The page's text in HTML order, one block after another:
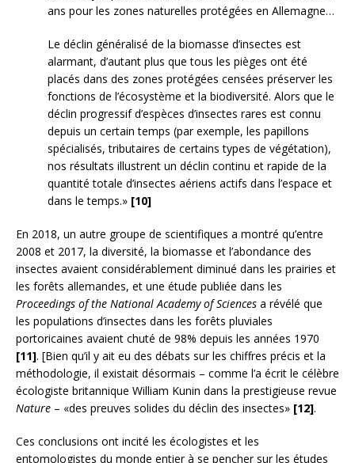
ans pour les zones naturelles protégées en Allemagne…
Le déclin généralisé de la biomasse d’insectes est
alarmant, d’autant plus que tous les pièges ont été
placés dans des zones protégées censées préserver les
fonctions de l’écosystème et la biodiversité. Alors que le
déclin progressif d’espèces d’insectes rares est connu
depuis un certain temps (par exemple, les papillons
spécialisés, tributaires de certains types de végétation),
nos résultats illustrent un déclin continu et rapide de la
quantité totale d’insectes aériens actifs dans l’espace et
dans le temps.» [10]
En 2018, un autre groupe de scientifiques a montré qu’entre
2008 et 2017, la diversité, la biomasse et l’abondance des
insectes avaient considérablement diminué dans les prairies et
les forêts allemandes, et une étude publiée dans les
Proceedings of the National Academy of Sciences a révélé que
les populations d’insectes dans les forêts pluviales
portoricaines avaient chuté de 98% depuis les années 1970
[11]. [Bien qu’il y ait eu des débats sur les chiffres précis et la
méthodologie, il existait désormais – comme l’a écrit le célèbre
écologiste britannique William Kunin dans la prestigieuse revue
Nature – «des preuves solides du déclin des insectes» [12].
Ces conclusions ont incité les écologistes et les
entomologistes du monde entier à se pencher sur les études